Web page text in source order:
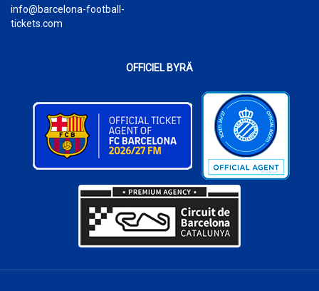
info@barcelona-football-
tickets.com
OFFICIEL BYRÄ